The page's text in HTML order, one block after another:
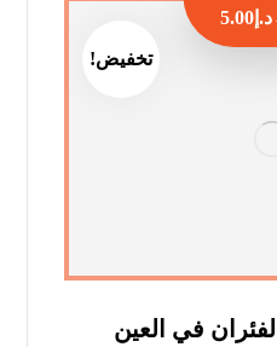
تخفيض!
في العين
د.إ5.00